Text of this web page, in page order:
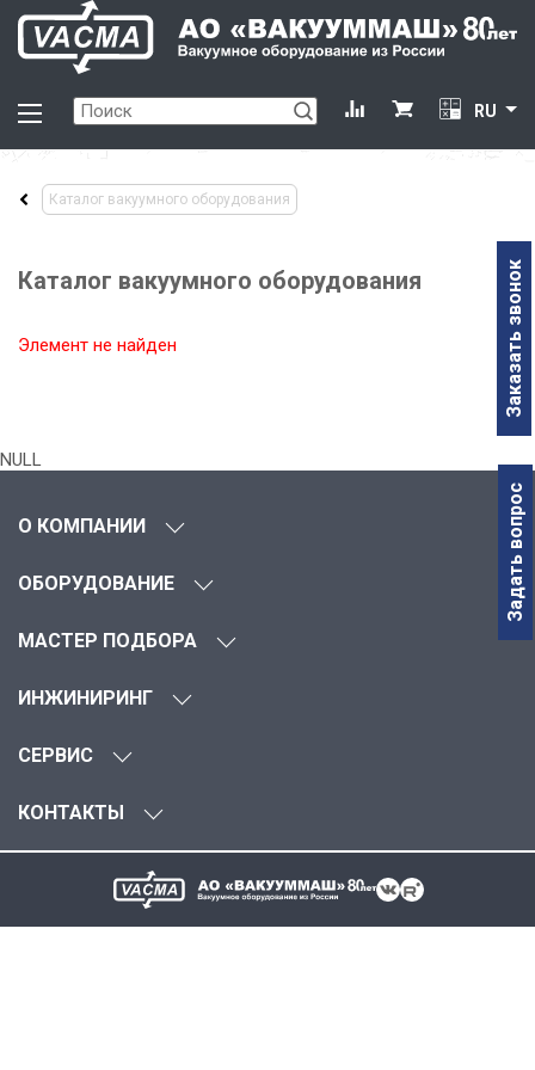
Задать вопрос
Заказать звонок
RU
Каталог вакуумного оборудования
Каталог вакуумного оборудования
Элемент не найден
NULL
О КОМПАНИИ
ОБОРУДОВАНИЕ
МАСТЕР ПОДБОРА
ИНЖИНИРИНГ
СЕРВИС
КОНТАКТЫ